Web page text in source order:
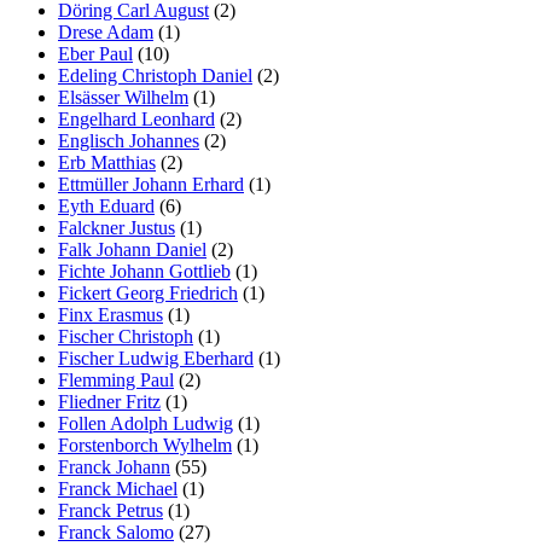
Döring Carl August (2)
Drese Adam (1)
Eber Paul (10)
Edeling Christoph Daniel (2)
Elsässer Wilhelm (1)
Engelhard Leonhard (2)
Englisch Johannes (2)
Erb Matthias (2)
Ettmüller Johann Erhard (1)
Eyth Eduard (6)
Falckner Justus (1)
Falk Johann Daniel (2)
Fichte Johann Gottlieb (1)
Fickert Georg Friedrich (1)
Finx Erasmus (1)
Fischer Christoph (1)
Fischer Ludwig Eberhard (1)
Flemming Paul (2)
Fliedner Fritz (1)
Follen Adolph Ludwig (1)
Forstenborch Wylhelm (1)
Franck Johann (55)
Franck Michael (1)
Franck Petrus (1)
Franck Salomo (27)